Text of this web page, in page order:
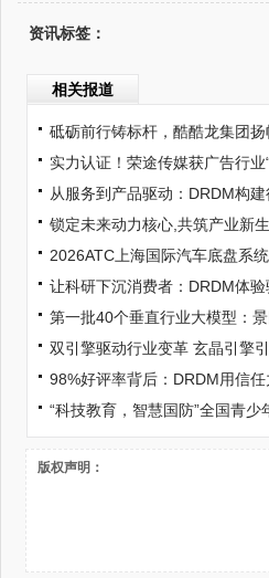
资讯标签：
相关报道
砥砺前行铸标杆，酷酷龙集团
实力认证！荣途传媒获广告行业
从服务到产品驱动：DRDM构
锁定未来动力核心,共筑产业新
2026ATC上海国际汽车底盘系
让科研下沉消费者：DRDM体
第一批40个垂直行业大模型：
双引擎驱动行业变革 玄晶引擎
98%好评率背后：DRDM用信
“科技教育，智慧国防”全国青少
版权声明：